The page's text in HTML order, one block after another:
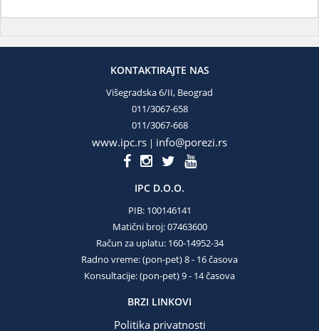
KONTAKTIRAJTE NAS
Višegradska 6/II, Beograd
011/3067-658
011/3067-668
www.ipc.rs | info@porezi.rs
IPC D.O.O.
PIB: 100146141
Matični broj: 07463600
Račun za uplatu: 160-14952-34
Radno vreme: (pon-pet) 8 - 16 časova
Konsultacije: (pon-pet) 9 - 14 časova
BRZI LINKOVI
Politika privatnosti